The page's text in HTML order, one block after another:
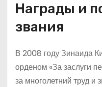
Награды и
звания
В 2008 году Зинаида
орденом «За заслуги
за многолетний труд и